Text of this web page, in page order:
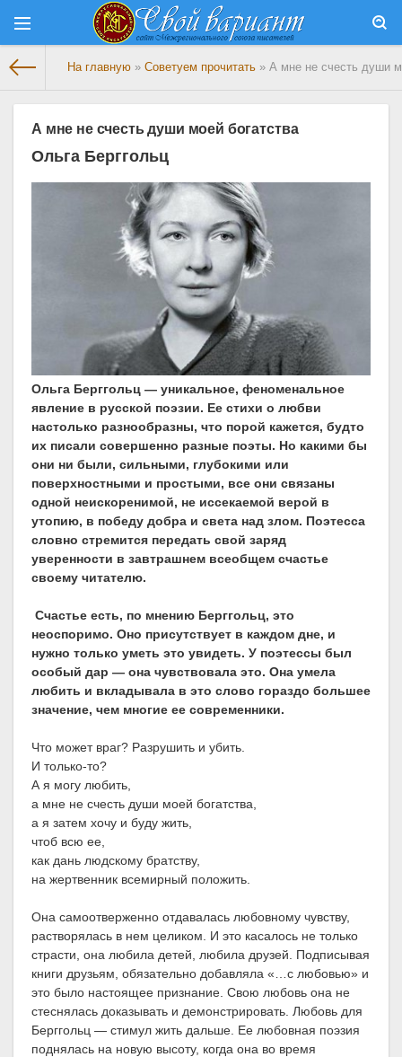
На главную » Советуем прочитать » А мне не счесть души
А мне не счесть души моей богатства
Ольга Берггольц
Ольга Берггольц — уникальное, феноменальное
явление в русской поэзии. Ее стихи о любви
настолько разнообразны, что порой кажется, будто
их писали совершенно разные поэты. Но какими бы
они ни были, сильными, глубокими или
поверхностными и простыми, все они связаны
одной неискоренимой, не иссекаемой верой в
утопию, в победу добра и света над злом. Поэтесса
словно стремится передать свой заряд
уверенности в завтрашнем всеобщем счастье
своему читателю.
Счастье есть, по мнению Берггольц, это
неоспоримо. Оно присутствует в каждом дне, и
нужно только уметь это увидеть. У поэтессы был
особый дар — она чувствовала это. Она умела
любить и вкладывала в это слово гораздо большее
значение, чем многие ее современники.
Что может враг? Разрушить и убить.
И только-то?
А я могу любить,
а мне не счесть души моей богатства,
а я затем хочу и буду жить,
чтоб всю ее,
как дань людскому братству,
на жертвенник всемирный положить.
Она самоотверженно отдавалась любовному чувству,
растворялась в нем целиком. И это касалось не только
страсти, она любила детей, любила друзей. Подписывая
книги друзьям, обязательно добавляла «…с любовью» и
это было настоящее признание. Свою любовь она не
стеснялась доказывать и демонстрировать. Любовь для
Берггольц — стимул жить дальше. Ее любовная поэзия
поднялась на новую высоту, когда она во время